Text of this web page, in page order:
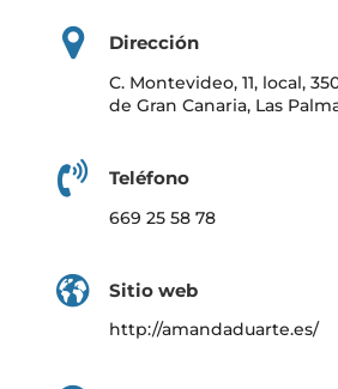
Dirección
C. Montevideo, 11, local,
de Gran Canaria, Las
Teléfono
669 25 58 78
Sitio web
http://amandaduarte.es/